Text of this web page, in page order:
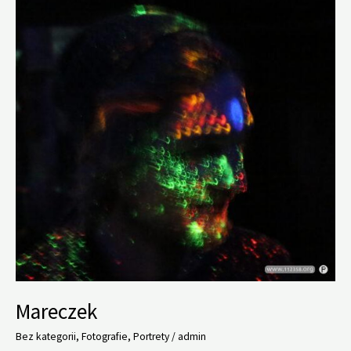
Mareczek
Bez kategorii, Fotografie, Portrety/admin